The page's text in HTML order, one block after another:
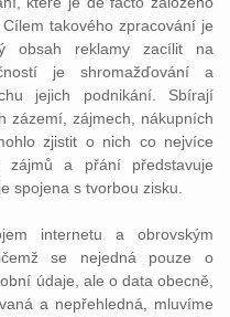
takového zpracování je
obsah reklamy zacílit na
je shromažďování a
jejich podnikání. Sbírají
zázemí, zájmech, nákupních
zjistit o nich co nejvíce
zájmů a přání představuje
spojena s tvorbou zisku.
internetu a obrovským
se nejedná pouze o
údaje, ale o data obecně,
a nepřehledná, mluvíme